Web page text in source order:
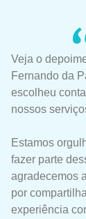
Veja o
Fernando da
escolheu
nossos
Estamos
fazer parte
agradecemos
por
experiência